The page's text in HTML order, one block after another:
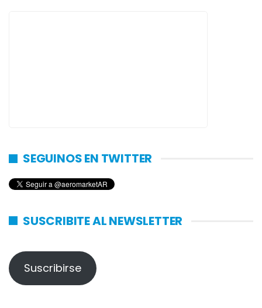
SEGUINOS EN TWITTER
SUSCRIBITE AL NEWSLETTER
Suscribirse